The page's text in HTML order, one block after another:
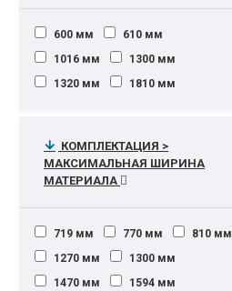
600 мм
610 мм
1016 мм
1300 мм
1320 мм
1810 мм
КОМПЛЕКТАЦИЯ >
МАКСИМАЛЬНАЯ ШИРИНА
МАТЕРИАЛА
719 мм 770 мм
810 мм
1270 мм
1300 мм
1470 мм
1594 мм